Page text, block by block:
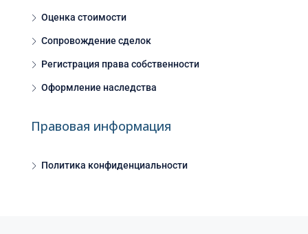
Оценка стоимости
Сопровождение сделок
Регистрация права собственности
Оформление наследства
Правовая информация
Политика конфиденциальности